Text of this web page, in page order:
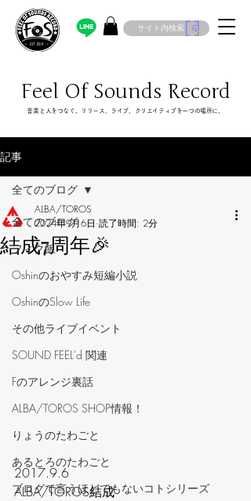
サイト内検索
Feel Of Sounds Record
​音楽と人をつなぐ。リリース、ライブ、クリエイティブを一つの場所に。
記事
全てのブログ
フィク飯
Oshinのおやすみ短編小説
OshinのSlow Life
その他ライブイベント
‪SOUND FEEL'd‬ 関連
Fのアレンジ裏話
ALBA/TOROS SHOP情報！
りょうのたわごと
あるとろのたわごと
ブログで言うほどでもないコトシリーズ
全てのブログ
結成7周年🎉
ALBA/TOROS
2024年9月6日 読了時間: 2分
2017.9.6
ALBA/TOROS結成